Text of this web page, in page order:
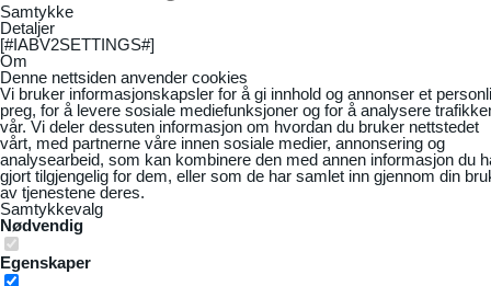
Samtykke
Detaljer
[#IABV2SETTINGS#]
Om
Denne nettsiden anvender cookies
Vi bruker informasjonskapsler for å gi innhold og annonser et
preg, for å levere sosiale mediefunksjoner og for å analysere
vår. Vi deler dessuten informasjon om hvordan du bruker nettstedet
vårt, med partnerne våre innen sosiale medier, annonsering og
analysearbeid, som kan kombinere den med annen informasjon du
gjort tilgjengelig for dem, eller som de har samlet inn gjennom din
av tjenestene deres.
Samtykkevalg
Nødvendig
Egenskaper